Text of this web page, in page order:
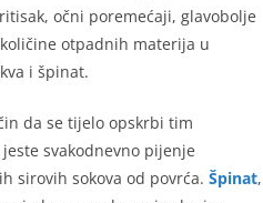
očni poremećaji, glavobolje
otpadnih materija u
i špinat.
da se tijelo opskrbi tim
svakodnevno pijenje
sirovih sokova od povrća. Špinat,